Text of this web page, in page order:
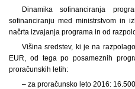
Dinamika sofinanciranja
sofinanciranju med ministrstvom in
načrta izvajanja programa in od
Višina sredstev, ki je na
EUR, od tega po posameznih
proračunskih letih:
– za proračunsko leto 2016: